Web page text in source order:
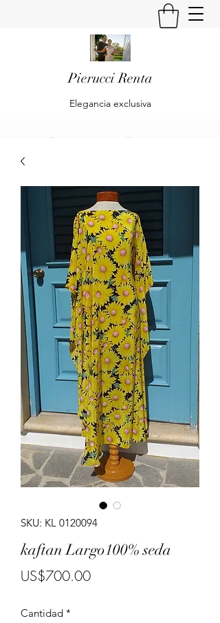
Pierucci Renta
Elegancia exclusiva
Renta
Es una empresa dedicada al diseño y
confección de trajes de Alta Moda y Pret
à Porte para Damas.
Is a company dedicated to the design and
preparation of High Fashion and Pret à
Porte costumes for ladies.
SKU: KL 0120094
kaftan Largo100% seda
US$700.00Precio
Cantidad *